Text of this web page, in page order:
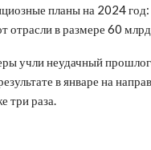
планы на 2024 год:
отрасли в размере 60
учли неудачный
в январе на
три раза.